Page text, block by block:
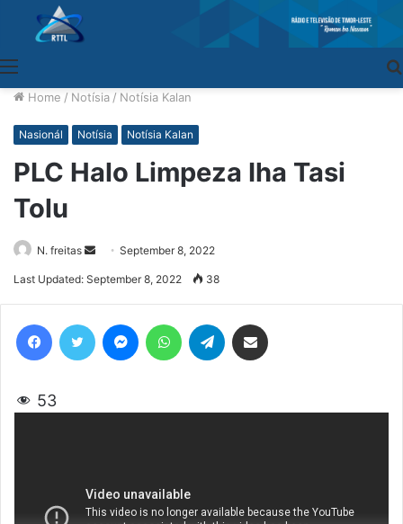
Home / Notísia / Notísia Kalan
Nasionál Notísia Notísia Kalan
PLC Halo Limpeza Iha Tasi
Tolu
N. freitas
SendSeptember 8, 2022
Last Updated: September 8, 2022 38
53